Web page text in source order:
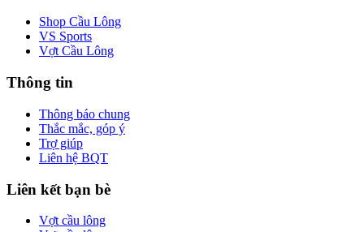
Shop Cầu Lông
VS Sports
Vợt Cầu Lông
Thông tin
Thông báo chung
Thắc mắc, góp ý
Trợ giúp
Liên hệ BQT
Liên kết bạn bè
Vợt cầu lông